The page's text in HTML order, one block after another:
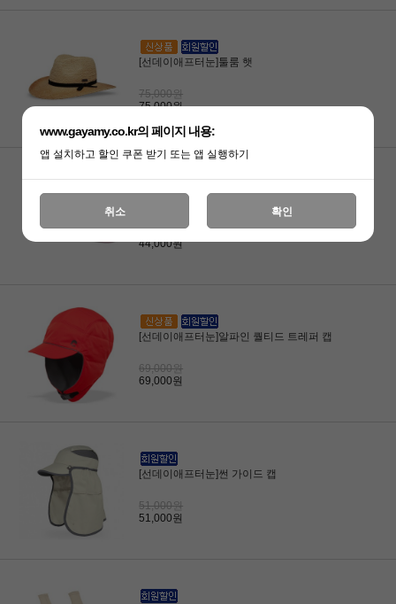
[선데이애프터눈]툴룸 햇
75,000원
75,000원
[선데이애프터눈]썬워드 바이저
44,000원
44,000원
[선데이애프터눈]알파인 퀄티드 트레퍼 캡
69,000원
69,000원
[선데이애프터눈]썬 가이드 캡
51,000원
51,000원
www.gayamy.co.kr의 페이지 내용:
앱 설치하고 할인 쿠폰 받기 또는 앱 실행하기
취소 확인